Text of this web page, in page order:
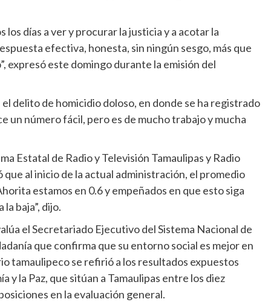
días a ver y procurar la justicia y a acotar la
efectiva, honesta, sin ningún sesgo, más que
expresó este domingo durante la emisión del
delito de homicidio doloso, en donde se ha registrado
un número fácil, pero es de mucho trabajo y mucha
Estatal de Radio y Televisión Tamaulipas y Radio
al inicio de la actual administración, el promedio
estamos en 0.6 y empeñados en que esto siga
baja”, dijo.
el Secretariado Ejecutivo del Sistema Nacional de
que confirma que su entorno social es mejor en
tamaulipeco se refirió a los resultados expuestos
la Paz, que sitúan a Tamaulipas entre los diez
en la evaluación general.